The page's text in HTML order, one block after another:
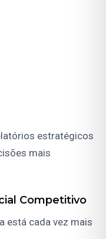
estratégicos
mais
Competitivo
está cada vez mais